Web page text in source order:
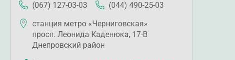
(067) 127-03-03
(044) 490-25-03
станция метро «Черниговская»
просп. Леонида Каденюка, 17-В
Днепровский район